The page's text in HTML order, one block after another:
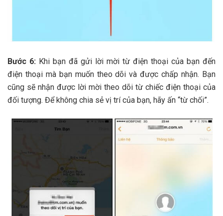
Bước 6: Khi bạn đã gửi lời mời từ điện thoại của bạn đến
điện thoại mà bạn muốn theo dõi và được chấp nhận. Bạn
cũng sẽ nhận được lời mời theo dõi từ chiếc điện thoại của
đối tượng. Để không chia sẻ vị trí của bạn, hãy ấn “từ chối”.